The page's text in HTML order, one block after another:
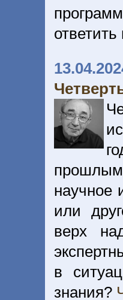
прошлым
научное
или
верх
в
знания?